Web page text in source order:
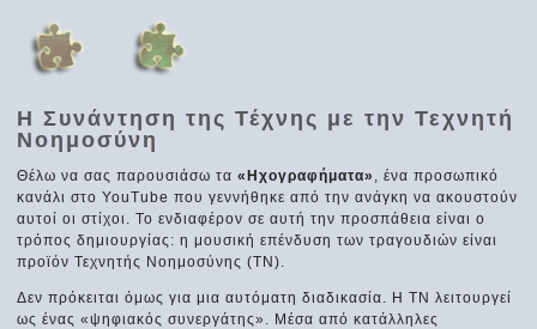
Η Συνάντηση της Τέχνης με την Τεχνητή
Νοημοσύνη
Θέλω να σας παρουσιάσω τα«Ηχογραφήματα» , ένα προσωπικό
κανάλι στο YouTube που γεννήθηκε από την ανάγκη να ακουστούν
αυτοί οι στίχοι. Το ενδιαφέρον σε αυτή την προσπάθεια είναι ο
τρόπος δημιουργίας: η μουσική επένδυση των τραγουδιών είναι
προϊόν Τεχνητής Νοημοσύνης (ΤΝ).
Δεν πρόκειται όμως για μια αυτόματη διαδικασία. Η ΤΝ λειτουργεί
ως ένας «ψηφιακός συνεργάτης». Μέσα από κατάλληλες